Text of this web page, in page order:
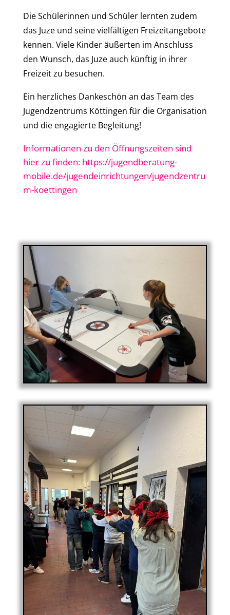
Die Schülerinnen und Schüler lernten zudem
das Juze und seine vielfältigen Freizeitangebote
kennen. Viele Kinder äußerten im Anschluss
den Wunsch, das Juze auch künftig in ihrer
Freizeit zu besuchen.
Ein herzliches Dankeschön an das Team des
Jugendzentrums Köttingen für die Organisation
und die engagierte Begleitung!
Informationen zu den Öffnungszeiten sind
hier zu finden: https://jugendberatung-
mobile.de/jugendeinrichtungen/jugendzentru
m-koettingen